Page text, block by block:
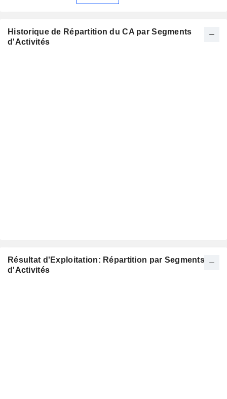
Historique de Répartition du CA par Segments
d'Activités
Résultat d'Exploitation: Répartition par Segments
d'Activités